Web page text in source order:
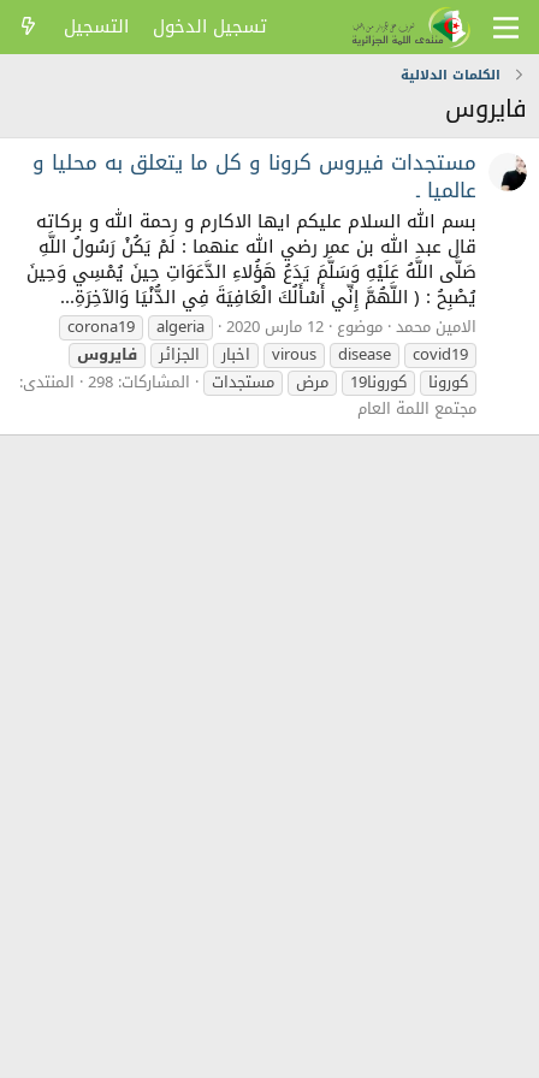
تسجيل الدخول التسجيل
الكلمات الدلالية
فايروس
مستجدات فيروس كرونا و كل ما يتعلق به محليا و
عالميا ـ
بسم الله السلام عليكم ايها الاكارم و رحمة الله و بركاته
قال عبد الله بن عمر رضي الله عنهما : لَمْ يَكُنْ رَسُولُ اللَّهِ
صَلَّى اللَّهُ عَلَيْهِ وَسَلَّمَ يَدَعُ هَؤُلاءِ الدَّعَوَاتِ حِينَ يُمْسِي وَحِينَ
يُصْبِحُ : ( اللَّهُمَّ إِنِّي أَسْأَلُكَ الْعَافِيَةَ فِي الدُّنْيَا وَالآخِرَةِ...
الامين محمد موضوع 12 مارس 2020 algeria
corona19
covid19
disease
virous اخبار الجزائر
فايروس
كورونا
كورونا19 مرض مستجدات المشاركات: 298
المنتدى:
مجتمع اللمة العام